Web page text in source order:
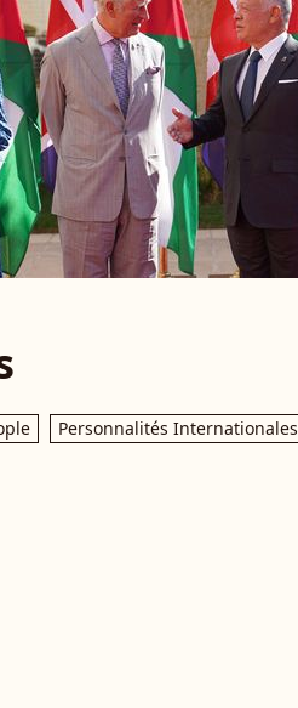
Personnalités Internationales